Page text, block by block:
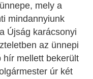
mely a
mindannyiunk
Újság karácsonyi
az ünnepi
hír mellett bekerült
úr két